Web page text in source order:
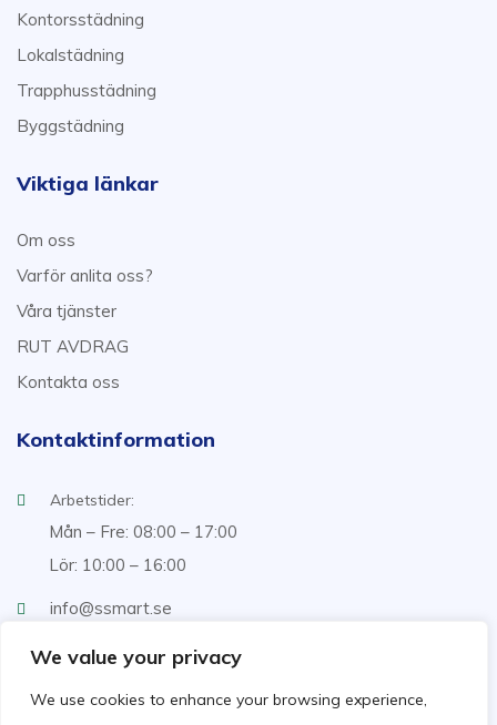
We value your privacy
We use cookies to enhance your browsing experience,
Kontorsstädning
Lokalstädning
Trapphusstädning
Byggstädning
Viktiga länkar
Om oss
Varför anlita oss?
Våra tjänster
RUT AVDRAG
Kontakta oss
Kontaktinformation
Arbetstider:
Mån – Fre: 08:00 – 17:00
Lör: 10:00 – 16:00
info@ssmart.se
+46707322222